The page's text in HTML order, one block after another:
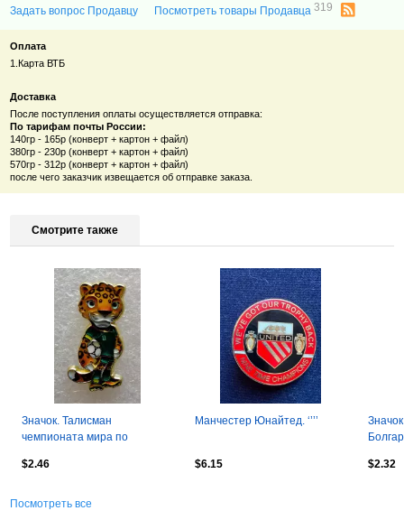
Задать вопрос Продавцу Посмотреть товары Продавца319
Оплата
1.Карта ВТБ
Доставка
После поступления оплаты осуществляется отправка:
По тарифам почты России:
140гр - 165р (конверт + картон + файл)
380гр - 230р(конверт + картон + файл)
570гр - 312р(конверт + картон + файл)
после чего заказчик извещается об отправке заказа.
Смотрите также
Значок. Талисман
чемпионата мира по
см.
$2.46
Манчестер Юнайтед. ‘’’’
$6.15
$2.32
Посмотреть все